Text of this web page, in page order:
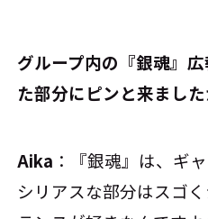
――グループ内の『銀魂』
た部分にピンと来ました
Aika ：『銀魂』は、ギ
シリアスな部分はスゴ